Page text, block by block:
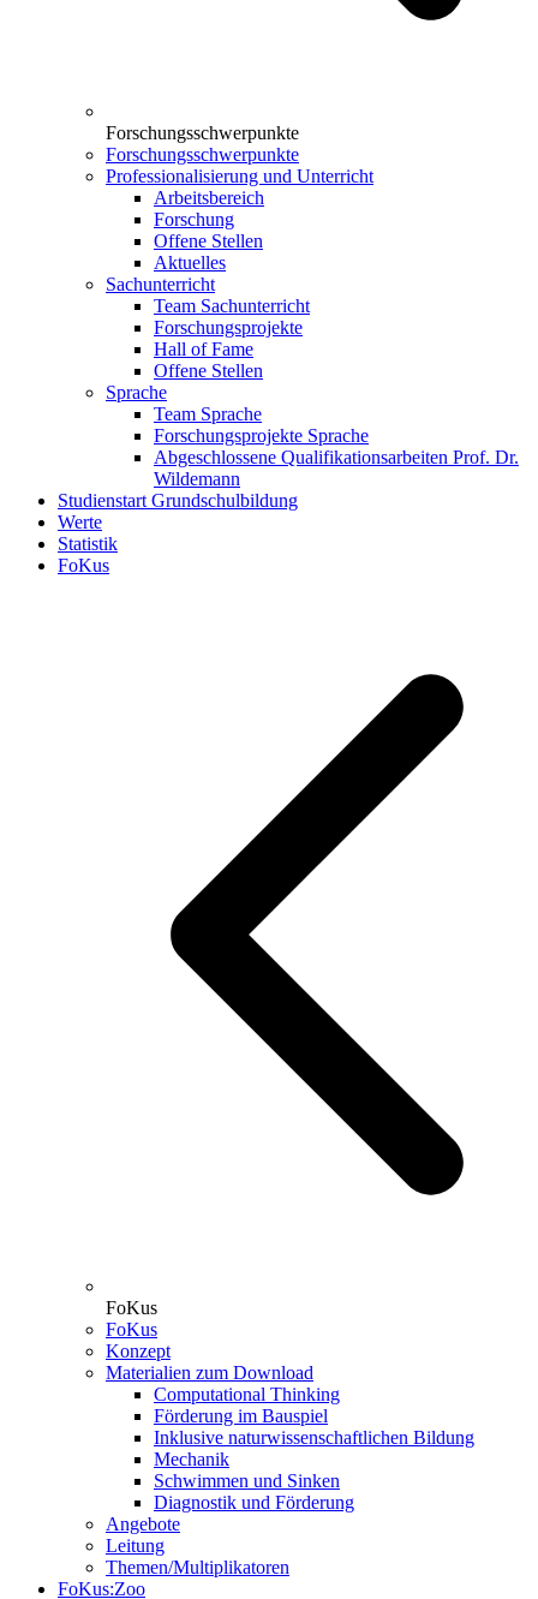
Forschungsschwerpunkte
Forschungsschwerpunkte
Professionalisierung und Unterricht
Arbeitsbereich
Forschung
Offene Stellen
Aktuelles
Sachunterricht
Team Sachunterricht
Forschungsprojekte
Hall of Fame
Offene Stellen
Sprache
Team Sprache
Forschungsprojekte Sprache
Abgeschlossene Qualifikationsarbeiten Prof. Dr.
Wildemann
Studienstart Grundschulbildung
Werte
Statistik
FoKus
FoKus
FoKus
Konzept
Materialien zum Download
Computational Thinking
Förderung im Bauspiel
Inklusive naturwissenschaftlichen Bildung
Mechanik
Schwimmen und Sinken
Diagnostik und Förderung
Angebote
Leitung
Themen/Multiplikatoren
FoKus:Zoo